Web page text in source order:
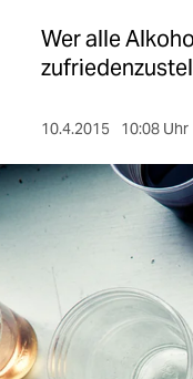
Wer alle
10.4.2015 10:08 Uhr